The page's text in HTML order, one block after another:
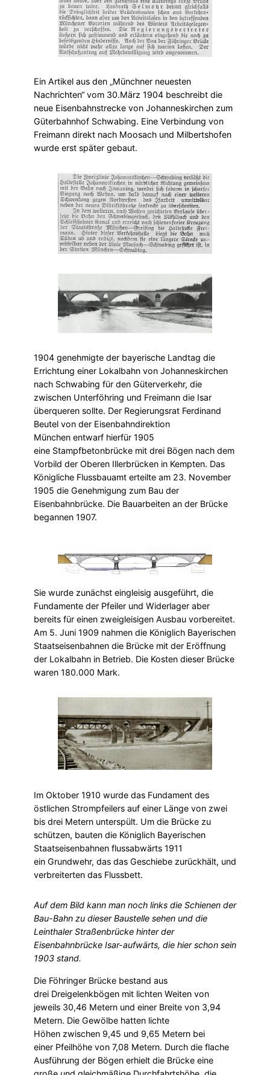
Ein Artikel aus den „Münchner neuesten
Nachrichten“ vom 30.März 1904 beschreibt die
neue Eisenbahnstrecke von Johanneskirchen zum
Güterbahnhof Schwabing. Eine Verbindung von
Freimann direkt nach Moosach und Milbertshofen
wurde erst später gebaut.
1904 genehmigte der bayerische Landtag die
Errichtung einer Lokalbahn von Johanneskirchen
nach Schwabing für den Güterverkehr, die
zwischen Unterföhring und Freimann die Isar
überqueren sollte. Der Regierungsrat Ferdinand
Beutel von der Eisenbahndirektion
München entwarf hierfür 1905
eine Stampfbetonbrücke mit drei Bögen nach dem
Vorbild der Oberen Illerbrücken in Kempten. Das
Königliche Flussbauamt erteilte am 23. November
1905 die Genehmigung zum Bau der
Eisenbahnbrücke. Die Bauarbeiten an der Brücke
begannen 1907.
Sie wurde zunächst eingleisig ausgeführt, die
Fundamente der Pfeiler und Widerlager aber
bereits für einen zweigleisigen Ausbau vorbereitet.
Am 5. Juni 1909 nahmen die Königlich Bayerischen
Staatseisenbahnen die Brücke mit der Eröffnung
der Lokalbahn in Betrieb. Die Kosten dieser Brücke
waren 180.000 Mark.
Im Oktober 1910 wurde das Fundament des
östlichen Strompfeilers auf einer Länge von zwei
bis drei Metern unterspült. Um die Brücke zu
schützen, bauten die Königlich Bayerischen
Staatseisenbahnen flussabwärts 1911
ein Grundwehr, das das Geschiebe zurückhält, und
verbreiterten das Flussbett.
Auf dem Bild kann man noch links die Schienen der
Bau-Bahn zu dieser Baustelle sehen und die
Leinthaler Straßenbrücke hinter der
Eisenbahnbrücke Isar-aufwärts, die hier schon sein
1903 stand.
Die Föhringer Brücke bestand aus
drei Dreigelenkbögen mit lichten Weiten von
jeweils 30,46 Metern und einer Breite von 3,94
Metern. Die Gewölbe hatten lichte
Höhen zwischen 9,45 und 9,65 Metern bei
einer Pfeilhöhe von 7,08 Metern. Durch die flache
Ausführung der Bögen erhielt die Brücke eine